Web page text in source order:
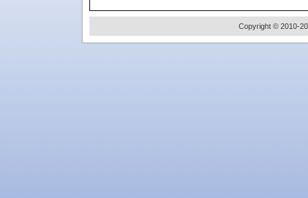
Copyright © 2010-